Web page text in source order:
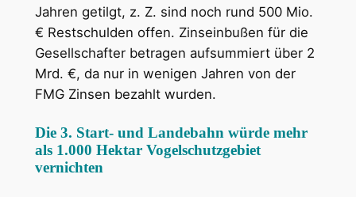
Jahren getilgt, z. Z. sind noch rund 500 Mio.
€ Restschulden offen. Zinseinbußen für die
Gesellschafter betragen aufsummiert über 2
Mrd. €, da nur in wenigen Jahren von der
FMG Zinsen bezahlt wurden.
Die 3. Start- und Landebahn würde mehr
als 1.000 Hektar Vogelschutzgebiet
vernichten